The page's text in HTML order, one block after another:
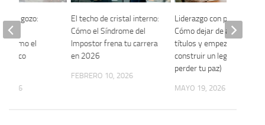
El techo de cristal interno:
Cómo el Síndrome del
Impostor frena tu carrera
en 2026
FEBRERO 10, 2026
Liderazgo con propósito:
Cómo dejar de acumular
títulos y empezar a
construir un legado (sin
perder tu paz)
MAYO 19, 2026
del gozo:
tu
como el
2026